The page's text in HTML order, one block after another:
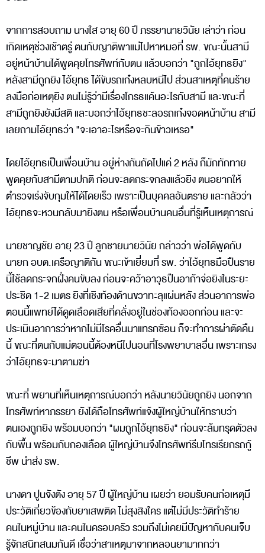
จากการสอบถาม นางใส อายุ 60 ปี ภรรยานายวินัย เล่าว่า ก่อน
เกิดเหตุช่วงเช้าตรู่ ตนกับญาติพาแม่ไปหาหมอที่ รพ. ขณะนั้นสามี
อยู่หน้าบ้านได้พูดคุยโทรศัพท์กับตน แล้วบอกว่า "ถูกไอ้ยุทธยิง"
หลังสามีถูกยิง ไอ้ยุทธ ได้ขับรถเก๋งหลบหนีไป ส่วนสาเหตุที่คนร้าย
ลงมือก่อเหตุยิง ตนไม่รู้ว่ามีเรื่องโกรธแค้นอะไรกับสามี และขณะที่
สามีถูกยิงยังมีสติ และบอกว่าไอ้ยุทธชะลอรถเก๋งจอดหน้าบ้าน สามี
เลยถามไอ้ยุทธว่า "จะเอาอะไรหรือจะกินข้าวเหรอ"
โดยไอ้ยุทธเป็นเพื่อนบ้าน อยู่ห่างกันถัดไปแค่ 2 หลัง ก็มักทักทาย
พูดคุยกับสามีตามปกติ ก่อนจะลดกระจกลงแล้วยิง ตนอยากให้
ตำรวจเร่งจับกุมให้ได้โดยเร็ว เพราะเป็นบุคคลอันตราย และกลัวว่า
ไอ้ยุทธจะหวนกลับมายิงตน หรือเพื่อนบ้านคนอื่นที่รู้เห็นเหตุการณ์
นายชาญชัย อายุ 23 ปี ลูกชายนายวินัย กล่าวว่า พ่อได้พูดกับ
นายก อบต.เครือญาติกัน ขณะเข้าเยี่ยมที่ รพ. ว่าไอ้ยุทธมือปืนราย
นี้ใช้ลดกระจกฝั่งคนขับลง ก่อนจะคว้าอาวุธปืนอาก้าจ่อยิงในระยะ
ประชิด 1-2 เมตร ยิงที่เชิงท้องด้านขวาทะลุแผ่นหลัง ส่วนอาการพ่อ
ตอนนี้แพทย์ได้ดูดเลือดเสียที่คลั่งอยู่ในช่องท้องออกก่อน และจะ
ประเมินอาการว่าหากไม่มีโรคอื่นมาแทรกซ้อน ก็จะทำการผ่าตัดคืน
นี้ ขณะที่ตนกับแม่ตอนนี้ต้องหนีไปนอนที่โรงพยาบาลอื่น เพราะเกรง
ว่าไอ้ยุทธจะมาตามฆ่า
ขณะที่ พยานที่เห็นเหตุการณ์บอกว่า หลังนายวินัยถูกยิง นอกจาก
โทรศัพท์หาภรรยา ยังได้ถือโทรศัพท์แจ้งผู้ใหญ่บ้านให้ทราบว่า
ตนเองถูกยิง พร้อมบอกว่า "ผมถูกไอ้ยุทธยิง" ก่อนจะล้มทรุดตัวลง
กับพื้น พร้อมกับกองเลือด ผู้ใหญ่บ้านจึงโทรศัพท์รีบโทรเรียกรถกู้
ชีพ นำส่ง รพ.
นางดา ปูนจังตัง อายุ 57 ปี ผู้ใหญ่บ้าน เผยว่า ยอมรับคนก่อเหตุมี
ประวัติเกี่ยวข้องกับยาเสพติด ไม่สุงสิงใคร แต่ไม่มีประวัติทำร้าย
คนในหมู่บ้าน และคนในครอบครัว รวมถึงไม่เคยมีปัญหากับคนเจ็บ
รู้จักสนิทสนมกันดี เชื่อว่าสาเหตุมาจากหลอนยามากกว่า